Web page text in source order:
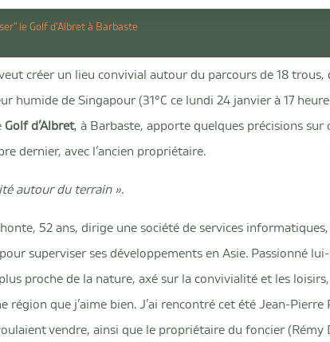
le Golf d'Albret à Barbaste
créer un lieu convivial autour du parcours de 18 trous,
humide de Singapour (31°C ce lundi 24 janvier à 17
Golf d’Albret, à Barbaste, apporte quelques précisions sur
dernier, avec l’ancien propriétaire.
autour du terrain ».
52 ans, dirige une société de services informatiques,
superviser ses développements en Asie. Passionné
proche de la nature, axé sur la convivialité et les
région que j’aime bien. J’ai rencontré cet été Jean-Pierre
vendre, ainsi que le propriétaire du foncier (Rémy